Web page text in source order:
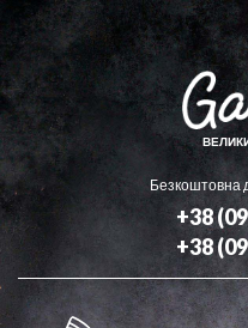
Безкоштовна
+38
+38